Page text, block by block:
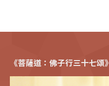
《菩薩道：佛子行三十七頌》